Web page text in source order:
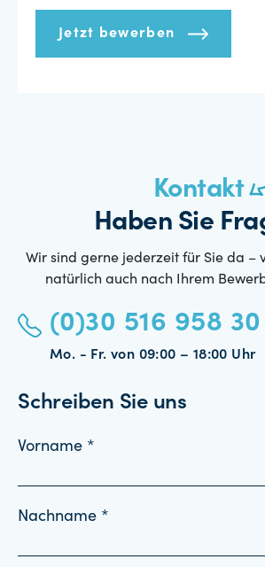
Jetzt bewerben
Kontakt
Haben Sie
Wir sind gerne jederzeit für Sie da –
natürlich auch nach Ihrem
(0)30 516 958 30
Mo. - Fr. von 09:00 – 18:00 Uhr
Schreiben Sie uns
Vorname *
Nachname *